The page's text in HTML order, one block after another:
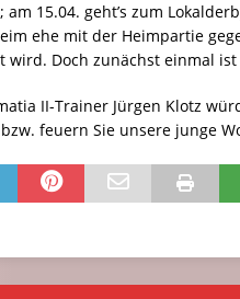
15.04. geht’s zum
ehe mit der Heimpartie
wird. Doch zunächst einmal
II-Trainer Jürgen Klotz
feuern Sie unsere junge